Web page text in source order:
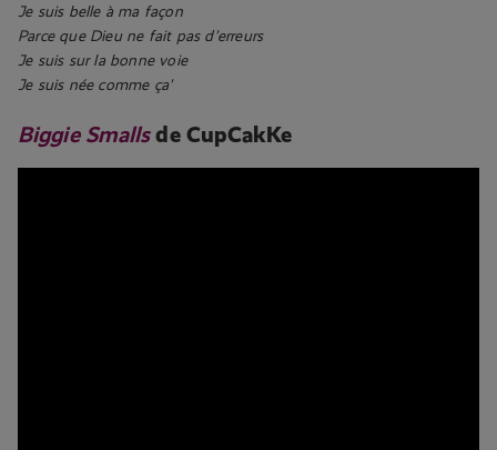
Je suis belle à ma façon
Parce que Dieu ne fait pas d’erreurs
Je suis sur la bonne voie
Je suis née comme ça’
Biggie Smallsde CupCakKe